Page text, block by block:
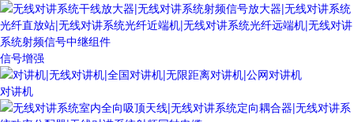
信号增强
对讲机